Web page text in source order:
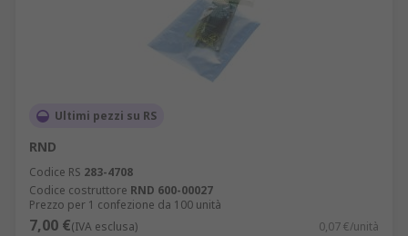
Ultimi pezzi su RS
RND
Codice RS 283-4708
Codice costruttore RND 600-00027
Prezzo per 1 confezione da 100 unità
7,00 €(IVA esclusa) 0,07 €/unità